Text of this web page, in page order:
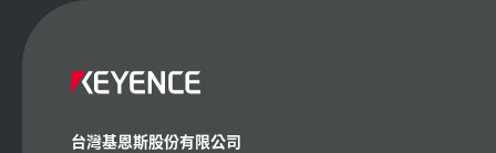
台灣基恩斯股份有限公司